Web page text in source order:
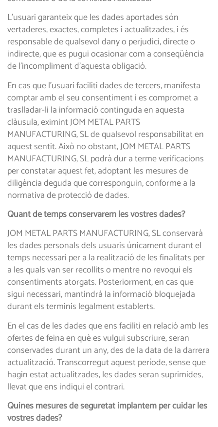
L’usuari garanteix que les dades aportades són
vertaderes, exactes, completes i actualitzades, i és
responsable de qualsevol dany o perjudici, directe o
indirecte, que es pugui ocasionar com a conseqüència
de l’incompliment d’aquesta obligació.
En cas que l’usuari faciliti dades de tercers, manifesta
comptar amb el seu consentiment i es compromet a
traslladar-li la informació continguda en aquesta
clàusula, eximint JOM METAL PARTS
MANUFACTURING, SL de qualsevol responsabilitat en
aquest sentit. Això no obstant, JOM METAL PARTS
MANUFACTURING, SL podrà dur a terme verificacions
per constatar aquest fet, adoptant les mesures de
diligència deguda que corresponguin, conforme a la
normativa de protecció de dades.
Quant de temps conservarem les vostres dades?
JOM METAL PARTS MANUFACTURING, SL conservarà
les dades personals dels usuaris únicament durant el
temps necessari per a la realització de les finalitats per
a les quals van ser recollits o mentre no revoqui els
consentiments atorgats. Posteriorment, en cas que
sigui necessari, mantindrà la informació bloquejada
durant els terminis legalment establerts.
En el cas de les dades que ens faciliti en relació amb les
ofertes de feina en què es vulgui subscriure, seran
conservades durant un any, des de la data de la darrera
actualització. Transcorregut aquest període, sense que
hagin estat actualitzades, les dades seran suprimides,
llevat que ens indiqui el contrari.
Quines mesures de seguretat implantem per cuidar les
vostres dades?